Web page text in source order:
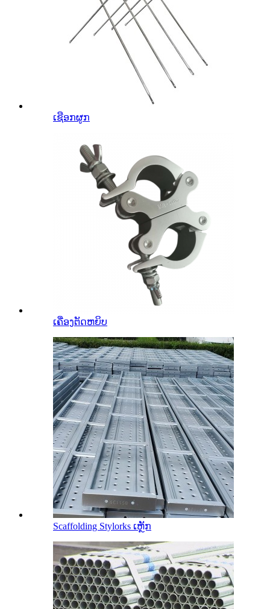
ເຊືອກຜູກ
ເຄື່ອງຕັດຫຍິບ
Scaffolding Stylorks ເຫຼັກ